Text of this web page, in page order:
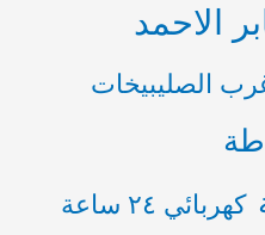
الاحمد
الصليبيخات
كهربائي ٢٤ ساعة